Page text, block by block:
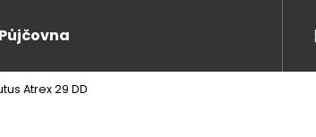
Půjčovna
Atrex 29 DD